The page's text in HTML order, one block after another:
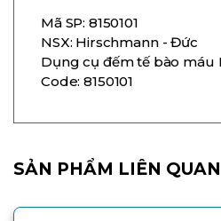
Mã SP: 8150101
NSX: Hirschmann - Đức
Dụng cụ đếm tế bào
Code: 8150101
SẢN PHẨM LIÊN QUAN